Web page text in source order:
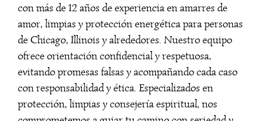
con más de 12 años de experiencia en amarres de
amor, limpias y protección energética para personas
de Chicago, Illinois y alrededores. Nuestro equipo
ofrece orientación confidencial y respetuosa,
evitando promesas falsas y acompañando cada caso
con responsabilidad y ética. Especializados en
protección, limpias y consejería espiritual, nos